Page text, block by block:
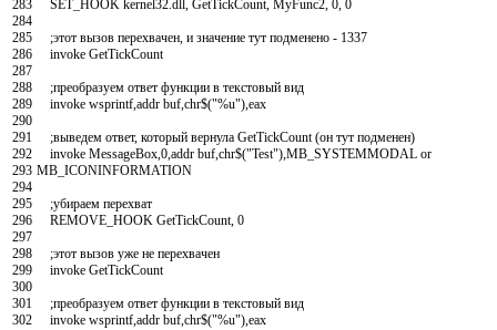
283
284
285
286
287
288
289
290
291
292
293
294
295
296
297
298
299
300
301
302
SET_HOOK kernel32.dll, GetTickCount, MyFunc2, 0, 0
;этот вызов перехвачен, и значение тут подменено - 1337
invoke GetTickCount
;преобразуем ответ функции в текстовый вид
invoke wsprintf,addr buf,chr$("%u"),eax
;выведем ответ, который вернула GetTickCount (он тут подменен)
invoke MessageBox,0,addr buf,chr$("Test"),MB SYSTEMMODAL or
MB ICONINFORMATION
;убираем перехват
REMOVE_HOOK GetTickCount, 0
;этот вызов уже не перехвачен
invoke GetTickCount
;преобразуем ответ функции в текстовый вид
invoke wsprintf,addr buf,chr$("%u"),eax